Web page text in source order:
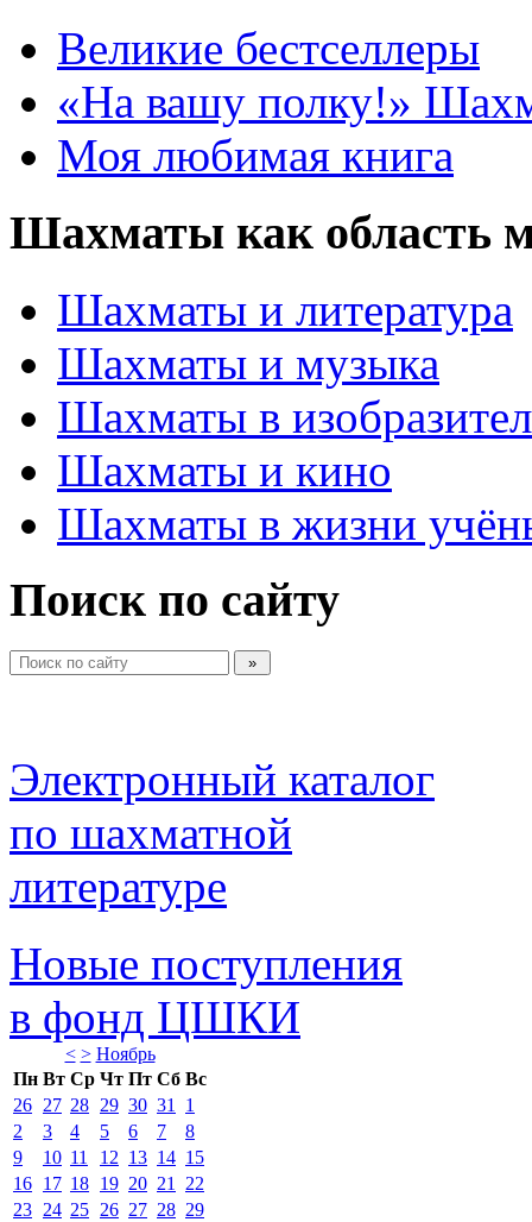
Великие бестселлеры
«На вашу полку!»
Моя любимая книга
Шахматы как область
Шахматы и литература
Шахматы и музыка
Шахматы в
Шахматы и кино
Шахматы в жизни
Поиск по сайту
Электронный каталог
по шахматной
литературе
Новые поступления
в фонд ЦШКИ
< > Ноябрь
Пн Вт Ср Чт Пт Сб Вс
26 27 28 29 30 31
1
2
3 4 5 6 7
8
9
10 11 12 13 14 15
16 17 18 19 20 21
22
23 24 25 26 27 28 29